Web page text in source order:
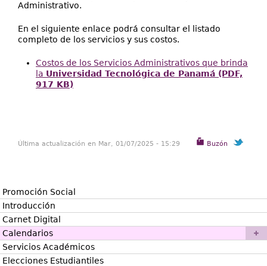
Administrativo.
En el siguiente enlace podrá consultar el listado
completo de los servicios y sus costos.
Costos de los Servicios Administrativos que brinda
la Universidad Tecnológica de Panamá (PDF,
917 KB)
Buzón
Última actualización en Mar, 01/07/2025 - 15:29
Promoción Social
Introducción
Carnet Digital
Calendarios
Servicios Académicos
Elecciones Estudiantiles